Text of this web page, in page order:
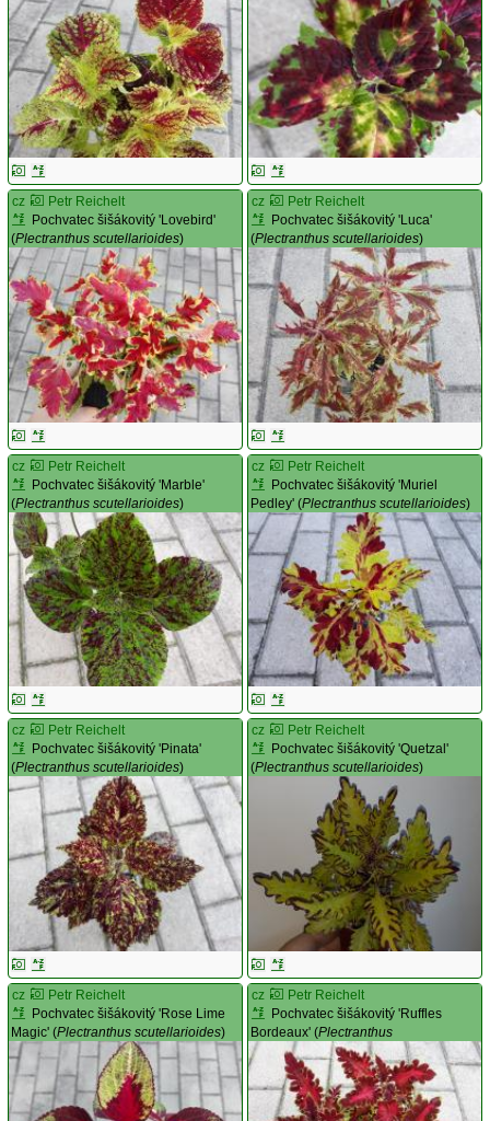
cz
Petr Reichelt
Pochvatec šišákovitý 'Lovebird'
(Plectranthus scutellarioides)
cz
Petr Reichelt
Pochvatec šišákovitý 'Luca'
(Plectranthus scutellarioides)
cz
Petr Reichelt
Pochvatec šišákovitý 'Marble'
(Plectranthus scutellarioides)
cz
Petr Reichelt
Pochvatec šišákovitý 'Muriel
Pedley' (Plectranthus scutellarioides)
cz
Petr Reichelt
Pochvatec šišákovitý 'Pinata'
(Plectranthus scutellarioides)
cz
Petr Reichelt
Pochvatec šišákovitý 'Quetzal'
(Plectranthus scutellarioides)
cz
Petr Reichelt
Pochvatec šišákovitý 'Rose Lime
Magic' (Plectranthus scutellarioides)
cz
Petr Reichelt
Pochvatec šišákovitý 'Ruffles
Bordeaux' (Plectranthus
scutellarioides)